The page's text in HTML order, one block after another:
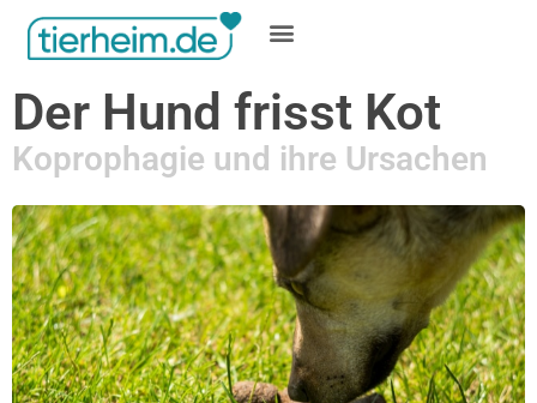
Der Hund frisst Kot
Koprophagie und ihre Ursachen